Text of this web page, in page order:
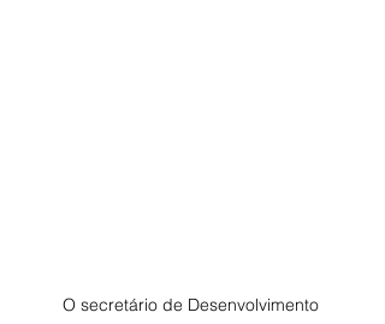
O secretário de Desenvolvimento